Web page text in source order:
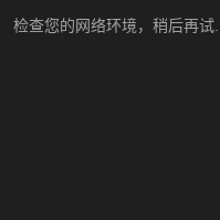
检查您的网络环境，稍后再试...